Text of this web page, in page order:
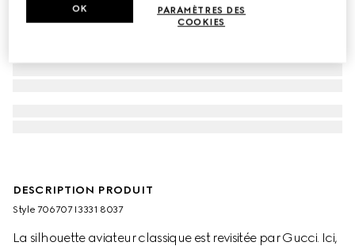
DESCRIPTION PRODUIT
Style ‎706707 I3331 8037
La silhouette aviateur classique est revisitée par Gucci. Ici,
PARAMÈTRES DES
COOKIES
OK